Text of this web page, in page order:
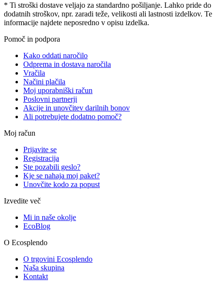
* Ti stroški dostave veljajo za standardno pošiljanje. Lahko pride do
dodatnih stroškov, npr. zaradi teže, velikosti ali lastnosti izdelkov. Te
informacije najdete neposredno v opisu izdelka.
Pomoč in podpora
Kako oddati naročilo
Odprema in dostava naročila
Vračila
Načini plačila
Moj uporabniški račun
Poslovni partnerji
Akcije in unovčitev darilnih bonov
Ali potrebujete dodatno pomoč?
Moj račun
Prijavite se
Registracija
Ste pozabili geslo?
Kje se nahaja moj paket?
Unovčite kodo za popust
Izvedite več
Mi in naše okolje
EcoBlog
O Ecosplendo
O trgovini Ecosplendo
Naša skupina
Kontakt